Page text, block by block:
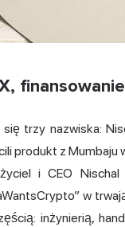
się trzy nazwiska:
produkt z
i CEO
w
inżynierią,